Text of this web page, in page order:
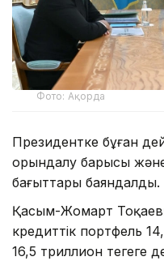
Фото: Ақорда
Президентке бұған
орындалу барысы және
бағыттары баяндалды.
Қасым-Жомарт
кредиттік портфель
16,5 триллион теңгеге